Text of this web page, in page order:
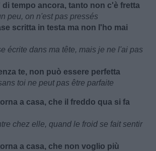
di tempo ancora, tanto non c'è fretta
peu, on n'est pas pressés
scritta in testa ma non l'ho mai
écrite dans ma tête, mais je ne l'ai pas
te, non può essere perfetta
toi ne peut pas être parfaite
a casa, che il freddo qua si fa
chez elle, quand le froid se fait sentir
a casa, che non voglio più